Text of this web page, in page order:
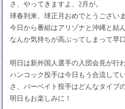
さ、やってきますよ、2月が。
球春到来、球正月おめでとうございま
今日から番組はアリゾナと沖縄と結
なんか気持ちが高ぶってしまって早
明日は新外国人選手の入団会見が行
ハンコック投手は今日もう合流して
さ、バーベイト投手はどんなタイプ
明日もお楽しみに！